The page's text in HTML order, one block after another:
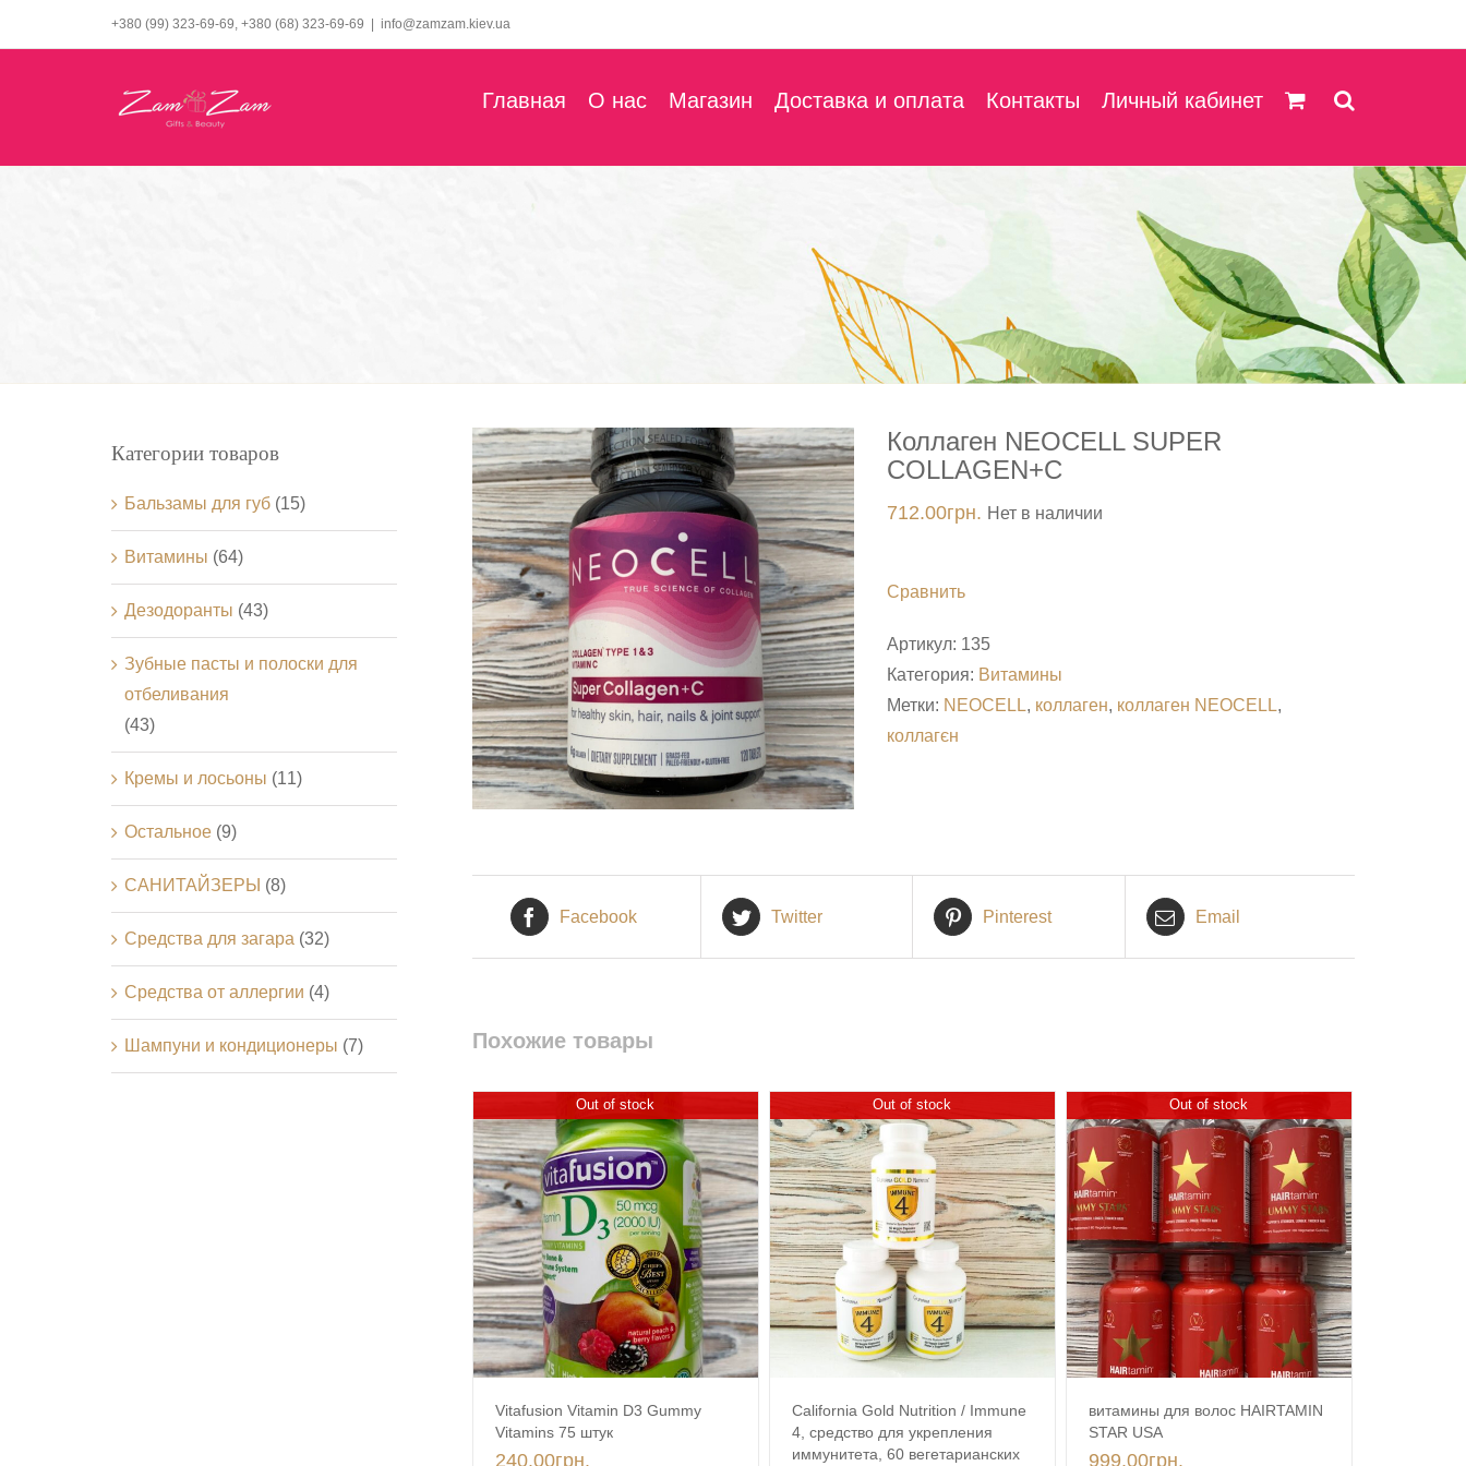
to
+380 (99) 323-69-69, +380 (68) 323-69-69 info@zamzam.kiev.ua
Главная О нас Магазин Доставка и оплата Контакты Личный кабинет
Коллаген NEOCELL SUPER
COLLAGEN+C
712.00грн. Нет в наличии
Сравнить
Артикул: 135
Категория: Витамины
Метки: NEOCELL, коллаген, коллаген NEOCELL,
коллагєн
Facebook Twitter Pinterest Email
Похожие товары
Out of stock
Vitafusion Vitamin D3 Gummy
Vitamins 75 штук
240.00грн.
Out of stock
California Gold Nutrition / Immune
4, средство для укрепления
иммунитета, 60 вегетарианских
Out of stock
витамины для волос HAIRTAMIN
STAR USA
999.00грн.
Категории товаров
Бальзамы для губ (15)
Витамины (64)
Дезодоранты (43)
Зубные пасты и полоски для
отбеливания
(43)
Кремы и лосьоны (11)
Остальное (9)
САНИТАЙЗЕРЫ (8)
Средства для загара (32)
Средства от аллергии (4)
Шампуни и кондиционеры (7)